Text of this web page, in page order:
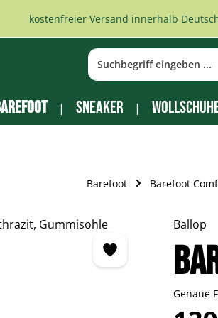
kostenfreier Versand innerhalb
Sneaker
Barefoot Barefoot
Ballop
Genaue